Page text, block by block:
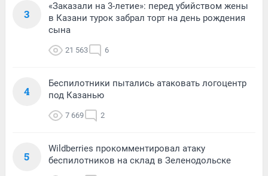
3
«Заказали на 3-летие»: перед убийством жены
в Казани турок забрал торт на день рождения
сына
21 563 6
4
Беспилотники пытались атаковать логоцентр
под Казанью
7 669 2
5
Wildberries прокомментировал атаку
беспилотников на склад в Зеленодольске